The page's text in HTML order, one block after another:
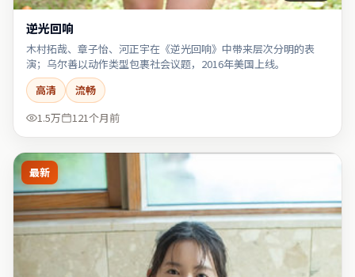
逆光回响
木村拓哉、章子怡、河正宇在《逆光回响》中带来层次分明的表
演；乌尔善以动作类型包裹社会议题，2016年美国上线。
高清
流畅
1.5万
121个月前
最新